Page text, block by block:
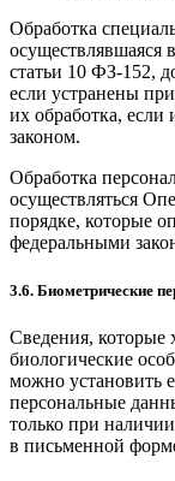
Обработка
осуществлявшаяся
статьи 10 ФЗ-152,
если устранены
их обработка, если
законом.
Обработка
осуществляться
порядке, которые
федеральными
3.6. Биометрические
Сведения, которые
биологические
можно установить
персональные
только при
в письменной